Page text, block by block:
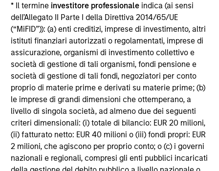
* Il termine investitore professionale indica (ai sensi
dell’Allegato II Parte I della Direttiva 2014/65/UE
(“MiFID”)): (a) enti creditizi, imprese di investimento, altri
istituti finanziari autorizzati o regolamentati, imprese di
assicurazione, organismi di investimento collettivo e
società di gestione di tali organismi, fondi pensione e
società di gestione di tali fondi, negoziatori per conto
proprio di materie prime e derivati su materie prime; (b)
le imprese di grandi dimensioni che ottemperano, a
livello di singola società, ad almeno due dei seguenti
criteri dimensionali: (i) totale di bilancio: EUR 20 milioni,
(ii) fatturato netto: EUR 40 milioni o (iii) fondi propri: EUR
2 milioni, che agiscono per proprio conto; o (c) i governi
nazionali e regionali, compresi gli enti pubblici incaricati
sono disponibili per le persone residenti nelle giurisdizioni
in cui tale distribuzione o disponibilità sia contraria alle
leggi o ai regolamenti locali.
Più alta è la categoria (1-7), maggiore è il potenziale di
rendimento, ma anche il rischio di perdere l’investimento.
La categoria 1 non indica un investimento privo di rischio. Si
rimanda al Documento contenente informazioni chiave per
gli investitori (KIID), nella sezione Risorse, per il rating di
rischio specifico per le classi di azioni e le avvertenze.
Il Morningstar Rating™,o “star rating” viene calcolato per i
prodotti gestiti (inclusi fondi comuni, sottoconti di rendite
variabili e polizze vita variabili, exchange-traded fund, fondi
chiusi e conti separati) con uno storico minimo di tre anni.
Gli exchange-traded fund e i fondi comuni aperti sono
considerati come un’unica categoria a fini comparativi. Il
rating viene calcolato sulla base di una misura del